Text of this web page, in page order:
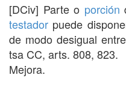
[DCiv] Parte o porción
testador puede
de modo desigual
tsa CC, arts. 808, 823.
Mejora.